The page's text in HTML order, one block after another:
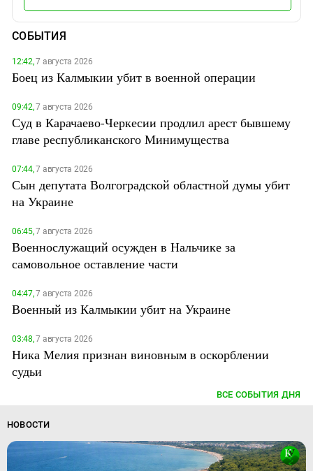
СОБЫТИЯ
12:42,7 августа 2026
Боец из Калмыкии убит в военной операции
09:42,7 августа 2026
Суд в Карачаево-Черкесии продлил арест бывшему
главе республиканского Минимущества
07:44,7 августа 2026
Сын депутата Волгоградской областной думы убит
на Украине
06:45,7 августа 2026
Военнослужащий осужден в Нальчике за
самовольное оставление части
04:47,7 августа 2026
Военный из Калмыкии убит на Украине
03:48,7 августа 2026
Ника Мелия признан виновным в оскорблении
судьи
ВСЕ СОБЫТИЯ ДНЯ
НОВОСТИ